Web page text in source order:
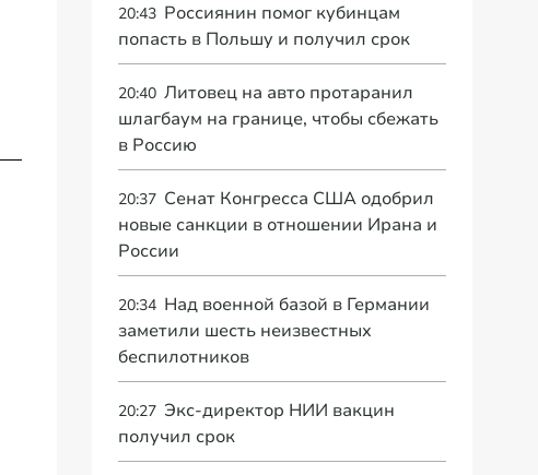
20:43 Россиянин помог кубинцам
попасть в Польшу и получил срок
20:40 Литовец на авто протаранил
шлагбаум на границе, чтобы сбежать
в Россию
20:37 Сенат Конгресса США одобрил
новые санкции в отношении Ирана и
России
20:34 Над военной базой в Германии
заметили шесть неизвестных
беспилотников
20:27 Экс-директор НИИ вакцин
получил срок